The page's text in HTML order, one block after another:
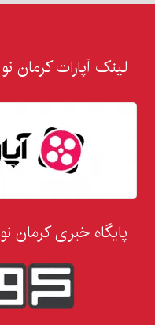
لینک آپارات کرمان نو
پایگاه خبری کرمان نو